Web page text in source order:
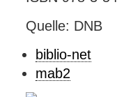
Quelle: DNB
biblio-net
mab2